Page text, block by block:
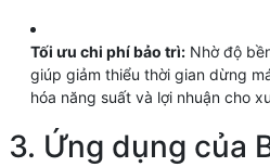
Tối ưu chi phí bảo trì:Nhờ độ
giúp giảm thiểu thời gian dừng
hóa năng suất và lợi nhuận cho
3. Ứng dụng của